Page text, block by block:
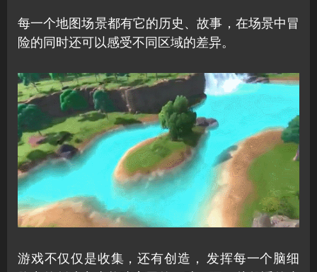
每一个地图场景都有它的历史、故事，在场景中冒
险的同时还可以感受不同区域的差异。
游戏不仅仅是收集，还有创造， 发挥每一个脑细